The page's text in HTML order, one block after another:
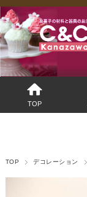
TOP
TOP デコレーション